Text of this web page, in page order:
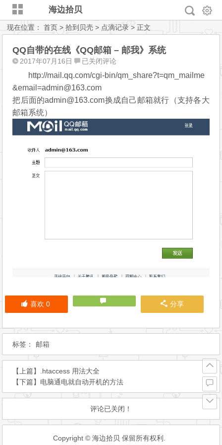
海边拾贝
现在位置：首页 >拾到贝壳 > 点滴记录 > 正文
QQ自带的在线《QQ邮箱 – 邮我》系统
2017年07月16日
QQ
在
《QQ
邮
箱
–
邮
已关闭评论
http://mail.qq.com/cgi-bin/qm_share?t=qm_mailme
&email=admin@163.com
把后面的admin@163.com换成自己邮箱就行（支持各大
邮箱系统）
喜欢 0 分享
标签： 邮箱
【上篇】
.htaccess 用法大全
【下篇】 电脑通电就自动开机的方法
评论已关闭！
Copyright © 海边拾贝 保留所有权利.